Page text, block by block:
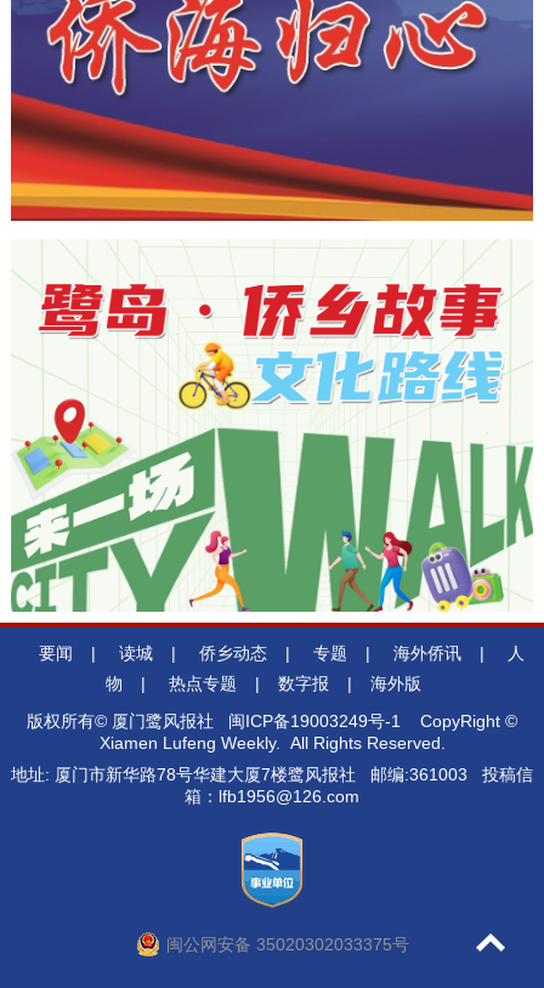
要闻 | 读城 | 侨乡动态 | 专题 | 海外侨讯 |
人
物
| 热点专题 | 数字报 |
海外版
版权所有© 厦门鹭风报社 闽ICP备19003249号-1
CopyRight ©
Xiamen Lufeng Weekly. All Rights Reserved.
地址: 厦门市新华路78号华建大厦7楼鹭风报社 邮编:361003 投稿信
箱：lfb1956@126.com
闽公网安备 35020302033375号